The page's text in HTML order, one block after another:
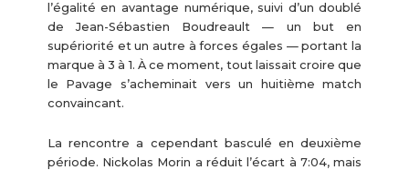
l’égalité en avantage numérique, suivi d’un doublé
de Jean-Sébastien Boudreault — un but en
supériorité et un autre à forces égales — portant la
marque à 3 à 1. À ce moment, tout laissait croire que
le Pavage s’acheminait vers un huitième match
convaincant.
La rencontre a cependant basculé en deuxième
période. Nickolas Morin a réduit l’écart à 7:04, mais